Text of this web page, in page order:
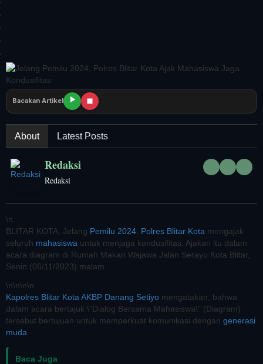
Bacakan Artikel
About Latest Posts
Redaksi
Redaksi
\n
BLITAR KOTA, Jelang Pemilu 2024 Polres Blitar Kota mengajak
seluruh mahasiswa untuk menjaga kondusifitas. Ajakan itu dalam
acara diagram di Rumah Makan Wajawa Jalan Serayu Kota Blitar,
Senin (06/11/2023) malam.
\n\n\n\n
Kapolres Blitar Kota AKBP Danang Setiyo mengatakan, bahwa
dalam acara bertajuk \"Dialog Bersama Mahasiswa\" (Diagram)
tersebut bertujuan untuk memperkuat komunikasi dengan generasi
muda
Baca Juga